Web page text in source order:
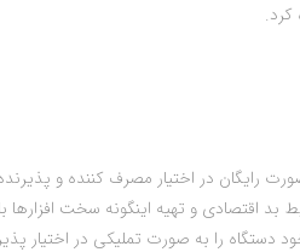
رایگان در اختیار مصرف کننده و
بد اقتصادی و تهیه اینگونه سخت
دستگاه را به صورت تملیکی در اختیار